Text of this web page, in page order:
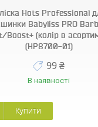
Hots Professional
Babyliss PRO
(колір в
(HP8700-01)
99 ₴
В наявності
Купити